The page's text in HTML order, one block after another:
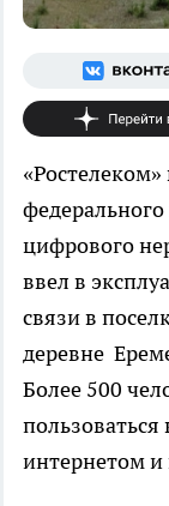
цифрового
ввел в
связи в
деревне
Более 500
интернетом и